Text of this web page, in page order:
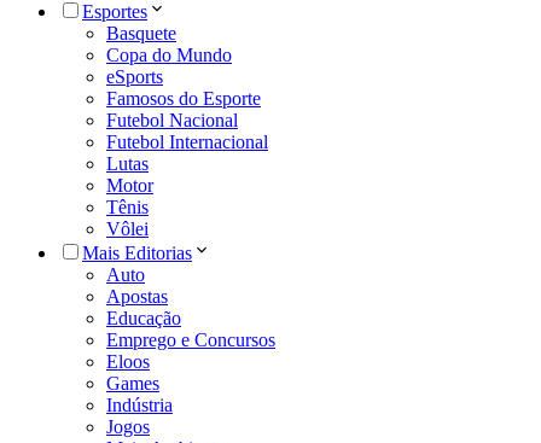
Esportes
Basquete
Copa do Mundo
eSports
Famosos do Esporte
Futebol Nacional
Futebol Internacional
Lutas
Motor
Tênis
Vôlei
Mais Editorias
Auto
Apostas
Educação
Emprego e Concursos
Eloos
Games
Indústria
Jogos